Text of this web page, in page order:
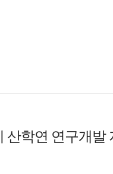
산학연 연구개